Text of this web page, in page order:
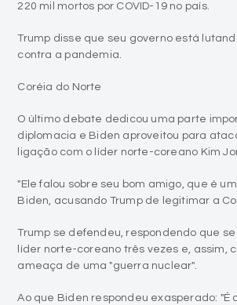
220 mil mortos por COVID-19 no país.
Trump disse que seu governo está
contra a pandemia.
Coréia do Norte
O último debate dedicou uma parte
diplomacia e Biden aproveitou para
ligação com o líder norte-coreano Kim
"Ele falou sobre seu bom amigo, que é
Biden, acusando Trump de legitimar a
Trump se defendeu, respondendo que
líder norte-coreano três vezes e, assim,
ameaça de uma "guerra nuclear".
Ao que Biden respondeu exasperado: "É